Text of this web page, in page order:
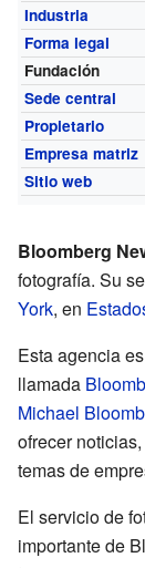
Industria
Forma legal
Fundación
Sede central
Propietario
Empresa matriz
Sitio web
Bloomberg
fotografía. Su
York, en
Esta agencia
llamada
Michael
ofrecer
temas de
El servicio de
importante de